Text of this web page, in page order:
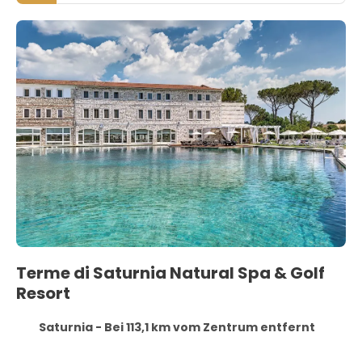
Terme di Saturnia Natural Spa & Golf
Resort
Saturnia - Bei 113,1 km vom Zentrum entfernt